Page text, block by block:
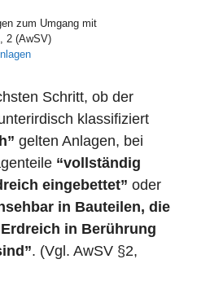
zum Umgang mit
2 (AwSV)
Schritt, ob der
klassifiziert
gelten Anlagen, bei
“vollständig
eingebettet” oder
in Bauteilen, die
in Berührung
. (Vgl. AwSV §2,